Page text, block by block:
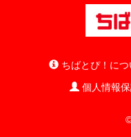
ちばとぴ！につ
個人情報